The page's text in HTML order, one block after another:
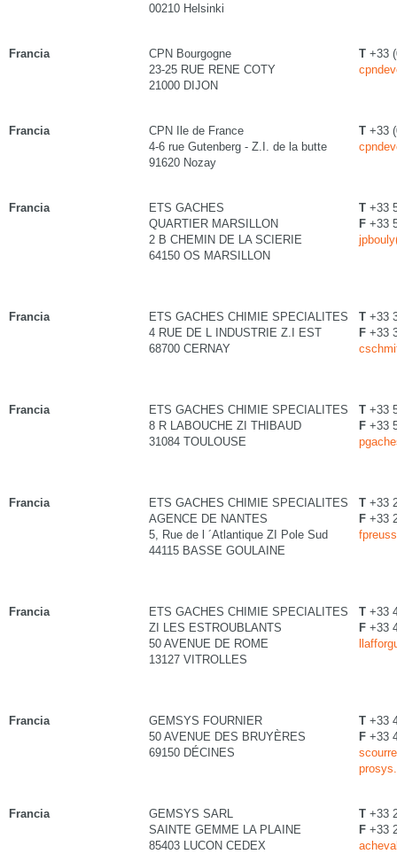
00210 Helsinki
Francia
CPN Bourgogne
23-25 RUE RENE COTY
21000 DIJON
T +33
Francia
CPN Ile de France
4-6 rue Gutenberg - Z.I. de la butte
91620 Nozay
T +33
Francia
ETS GACHES
QUARTIER MARSILLON
2 B CHEMIN DE LA SCIERIE
64150 OS MARSILLON
T +33
F +33
Francia
ETS GACHES CHIMIE SPECIALITES
4 RUE DE L INDUSTRIE Z.I EST
68700 CERNAY
T +33
F +33
Francia
ETS GACHES CHIMIE SPECIALITES
8 R LABOUCHE ZI THIBAUD
31084 TOULOUSE
T +33
F +33
Francia
ETS GACHES CHIMIE SPECIALITES
AGENCE DE NANTES
5, Rue de l ´Atlantique ZI Pole Sud
44115 BASSE GOULAINE
T +33
F +33
Francia
ETS GACHES CHIMIE SPECIALITES
ZI LES ESTROUBLANTS
50 AVENUE DE ROME
13127 VITROLLES
T +33
F +33
Francia
GEMSYS FOURNIER
50 AVENUE DES BRUYÈRES
69150 DÉCINES
T +33
F +33
Francia
GEMSYS SARL
SAINTE GEMME LA PLAINE
85403 LUCON CEDEX
T +33
F +33